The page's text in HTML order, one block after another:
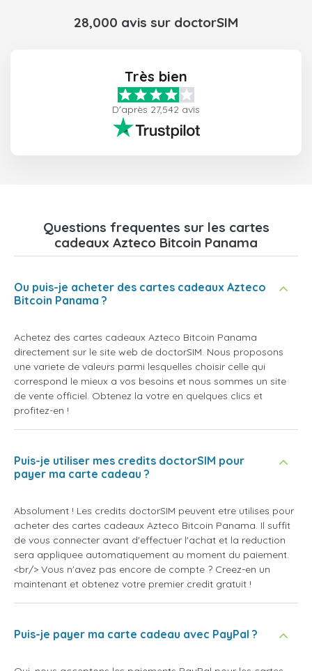
28,000 avis sur doctorSIM
Très bien
D'après 27,542 avis
Questions frequentes sur les cartes
cadeaux Azteco Bitcoin Panama
Ou puis-je acheter des cartes cadeaux Azteco
Bitcoin Panama ?
Achetez des cartes cadeaux Azteco Bitcoin Panama
directement sur le site web de doctorSIM. Nous proposons
une variete de valeurs parmi lesquelles choisir celle qui
correspond le mieux a vos besoins et nous sommes un site
de vente officiel. Obtenez la votre en quelques clics et
profitez-en !
Puis-je utiliser mes credits doctorSIM pour
payer ma carte cadeau ?
Absolument ! Les credits doctorSIM peuvent etre utilises pour
acheter des cartes cadeaux Azteco Bitcoin Panama. Il suffit
de vous connecter avant d'effectuer l'achat et la reduction
sera appliquee automatiquement au moment du paiement.
<br/> Vous n'avez pas encore de compte ? Creez-en un
maintenant et obtenez votre premier credit gratuit !
Puis-je payer ma carte cadeau avec PayPal ?